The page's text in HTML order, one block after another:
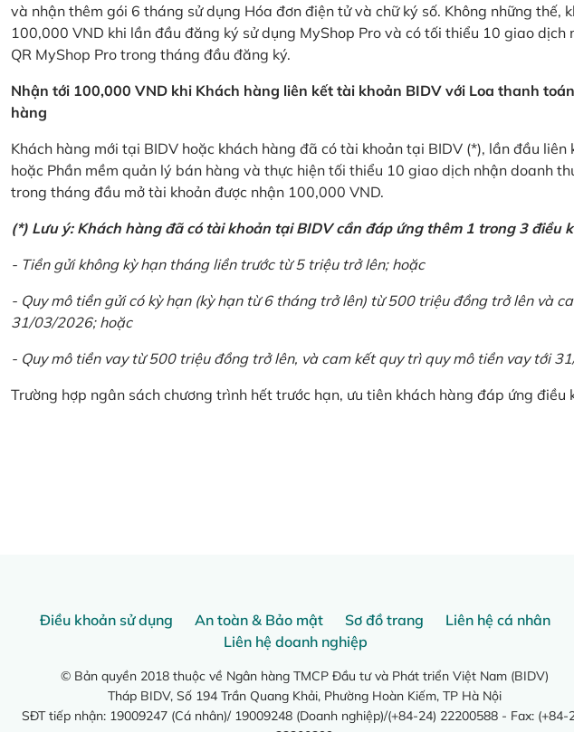
và nhận thêm gói 6 tháng sử dụng Hóa đơn điện tử và chữ ký số. Không những thế,
100,000 VND khi lần đầu đăng ký sử dụng MyShop Pro và có tối thiểu 10 giao dịch
QR MyShop Pro trong tháng đầu đăng ký.
Nhận tới 100,000 VND khi Khách hàng liên kết tài khoản BIDV với Loa thanh
hàng
Khách hàng mới tại BIDV hoặc khách hàng đã có tài khoản tại BIDV (*), lần đầu
hoặc Phần mềm quản lý bán hàng và thực hiện tối thiểu 10 giao dịch nhận doanh
trong tháng đầu mở tài khoản được nhận 100,000 VND.
(*) Lưu ý: Khách hàng đã có tài khoản tại BIDV cần đáp ứng thêm 1 trong 3 điều
- Tiền gửi không kỳ hạn tháng liền trước từ 5 triệu trở lên; hoặc
- Quy mô tiền gửi có kỳ hạn (kỳ hạn từ 6 tháng trở lên) từ 500 triệu đồng trở lên và
31/03/2026; hoặc
- Quy mô tiền vay từ 500 triệu đồng trở lên, và cam kết quy trì quy mô tiền vay tới
Trường hợp ngân sách chương trình hết trước hạn, ưu tiên khách hàng đáp ứng điều
Điều khoản sử dụng An toàn & Bảo mật Sơ đồ trang
Liên hệ cá nhân
Liên hệ doanh nghiệp
© Bản quyền 2018 thuộc về Ngân hàng TMCP Đầu tư và Phát triển Việt Nam (BIDV)
Tháp BIDV, Số 194 Trần Quang Khải, Phường Hoàn Kiếm, TP Hà Nội
SĐT tiếp nhận: 19009247 (Cá nhân)/ 19009248 (Doanh nghiệp)/(+84-24) 22200588 - Fax: (+84-